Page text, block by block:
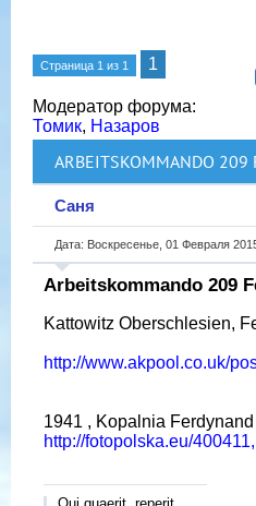
Страница 1 из 1 1
Модератор форума:
Томик, Назаров
ARBEITSKOMMANDO 209
Саня
Дата: Воскресенье, 01 Февраля
Arbeitskommando 209
Kattowitz Oberschlesien,
http://www.akpool.co.uk/
1941 , Kopalnia Ferdynand
http://fotopolska.eu/